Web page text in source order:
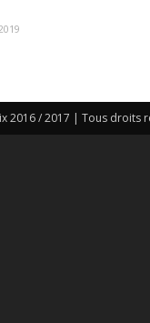
2016 / 2017 | Tous droits